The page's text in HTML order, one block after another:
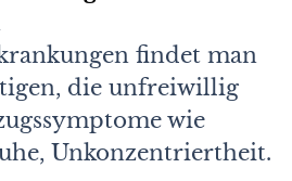
findet man
die unfreiwillig
wie
Unkonzentriertheit.